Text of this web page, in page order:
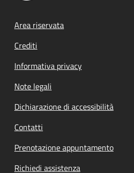
Footer menu
Area riservata
Crediti
Informativa privacy
Note legali
Dichiarazione di accessibilità
Contatti
Prenotazione appuntamento
Richiedi assistenza